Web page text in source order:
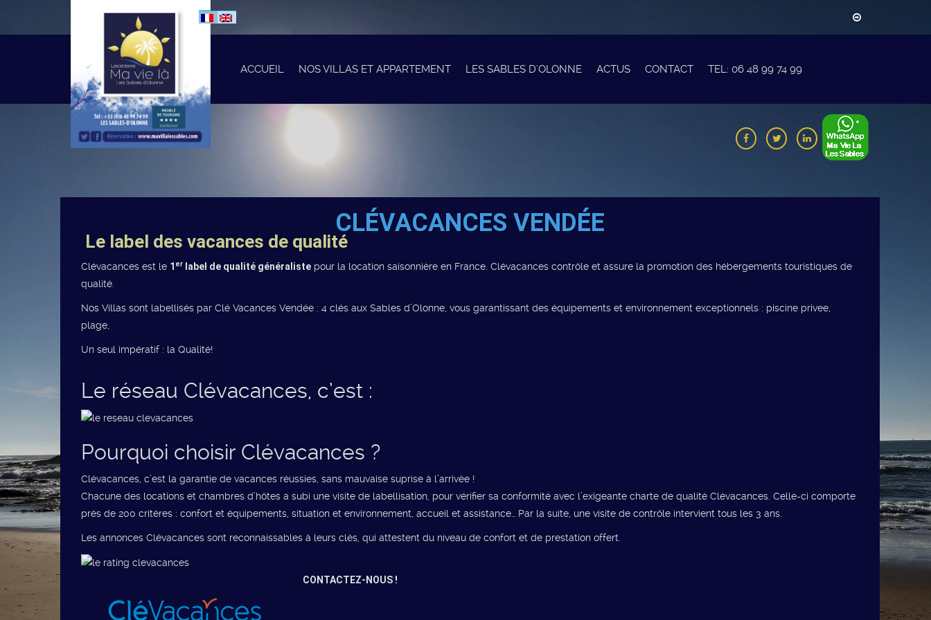
ACCUEIL NOS VILLAS ET APPARTEMENT LES SABLES D’OLONNE ACTUS CONTACT TEL: 06 48 99 74 99
CLÉVACANCES VENDÉE
Le label des vacances de qualité
Clévacances est le 1 er label de qualité généraliste pour la location saisonnière en France. Clévacances contrôle et assure la promotion des hébergements touristiques de
qualité.
Nos Villas sont labellisés par Clé Vacances Vendée : 4 clés aux Sables d’Olonne, vous garantissant des équipements et environnement exceptionnels : piscine privee,
plage,
Un seul impératif : la Qualité!
Le réseau Clévacances, c’est :
Pourquoi choisir Clévacances ?
Clévacances, c’est la garantie de vacances réussies, sans mauvaise suprise à l’arrivée !
Chacune des locations et chambres d’hôtes a subi une visite de labellisation, pour vérifier sa conformité avec l’exigeante charte de qualité Clévacances. Celle-ci comporte
près de 200 critères : confort et équipements, situation et environnement, accueil et assistance… Par la suite, une visite de contrôle intervient tous les 3 ans.
Les annonces Clévacances sont reconnaissables à leurs clés, qui attestent du niveau de confort et de prestation offert.
CONTACTEZ-NOUS !